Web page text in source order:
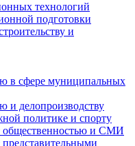
технологий
подготовки
и
в сфере муниципальных
и делопроизводству
политике и спорту
общественностью и СМИ